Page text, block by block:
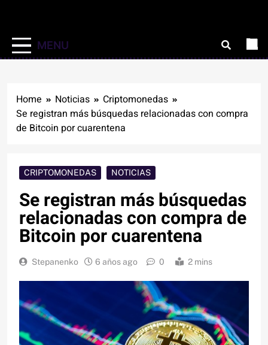
MENU
Home Noticias
Criptomonedas
Se registran más búsquedas relacionadas con compra
de Bitcoin por cuarentena
CRIPTOMONEDAS NOTICIAS
Se registran más búsquedas
relacionadas con compra de
Bitcoin por cuarentena
Stepanenko 6 años ago 0 2 mins